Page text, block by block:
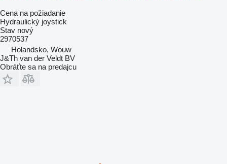
Cena na požiadanie
Hydraulický joystick
Stav nový
2970537
Holandsko, Wouw
J&Th van der Veldt BV
Obráťte sa na predajcu